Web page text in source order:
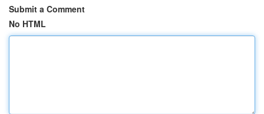
Submit a Comment
No HTML